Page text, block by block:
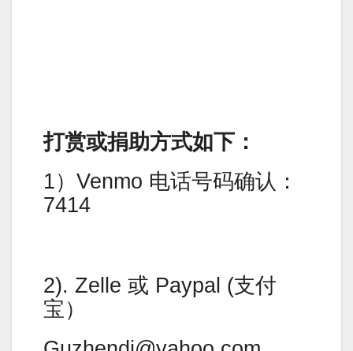
打赏或捐助方式如下：
1）Venmo 电话号码确认：
7414
2). Zelle 或 Paypal (支付
宝）